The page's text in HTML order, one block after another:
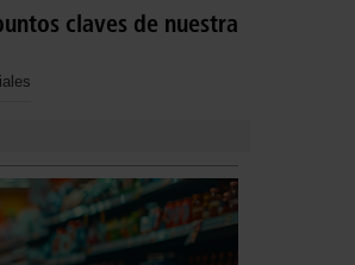
claves de nuestra